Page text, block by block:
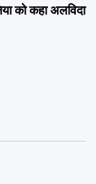
को कहा अलविदा